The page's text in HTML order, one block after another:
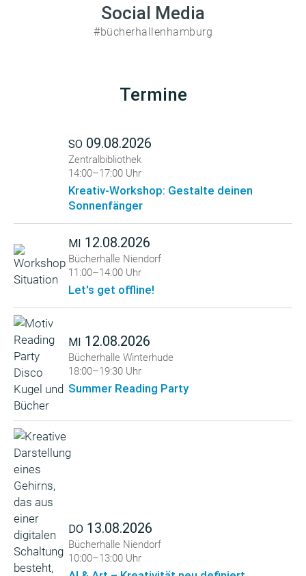
Social Media
#bücherhallenhamburg
Termine
SO 09.08.2026
Zentralbibliothek
14:00–17:00 Uhr
Kreativ-Workshop: Gestalte deinen
Sonnenfänger
MI 12.08.2026
Bücherhalle Niendorf
11:00–14:00 Uhr
Let's get offline!
MI 12.08.2026
Bücherhalle Winterhude
18:00–19:30 Uhr
Summer Reading Party
DO 13.08.2026
Bücherhalle Niendorf
10:00–13:00 Uhr